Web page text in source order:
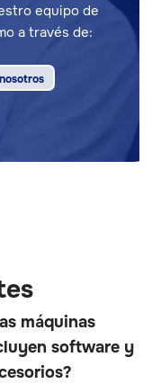
equipo de
a través de:
máquinas
software y